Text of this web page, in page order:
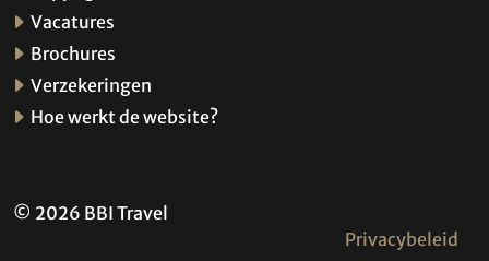
Vacatures
Brochures
Verzekeringen
Hoe werkt de website?
© 2026 BBI Travel
Privacybeleid